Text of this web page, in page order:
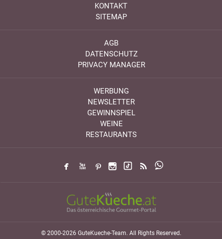
KONTAKT
SITEMAP
AGB
DATENSCHUTZ
PRIVACY MANAGER
WERBUNG
NEWSLETTER
GEWINNSPIEL
WEINE
RESTAURANTS
© 2000-2026 GuteKueche-Team. All Rights Reserved.